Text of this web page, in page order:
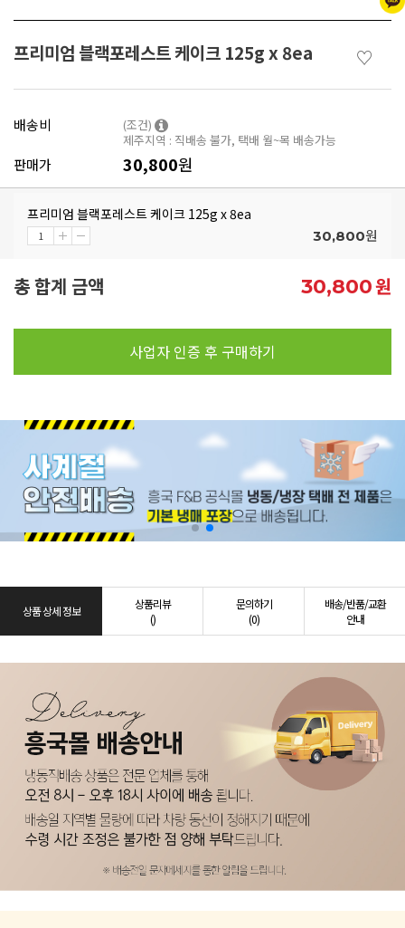
프리미엄 블랙포레스트 케이크 125g x 8ea ♡
배송비
(조건)
제주지역 : 직배송 불가, 택배 월~목 배송가능
판매가 30,800원
프리미엄 블랙포레스트 케이크 125g x 8ea
30,800원
총 합계 금액 30,800원
사업자 인증 후 구매하기
상품 상세 정보
상품리뷰
()
문의하기
(0)
배송/반품/교환
안내